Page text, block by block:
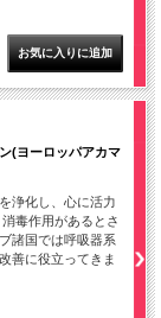
(ヨーロッパアカマ
浄化し、心に活力
毒作用があるとさ
諸国では呼吸器系
善に役立ってきま